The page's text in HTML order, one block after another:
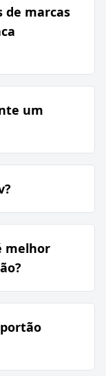
de marcas
um
melhor